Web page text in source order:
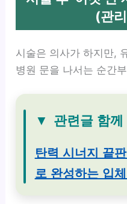
(관
시술은 의사가 하지만,
병원 문을 나서는 순간
▼ 관련글 함께
탄력 시너지 끝
로 완성하는 입